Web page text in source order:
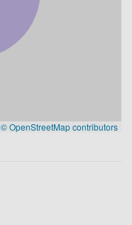
© OpenStreetMap contributors